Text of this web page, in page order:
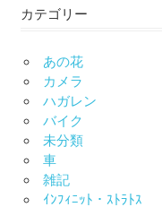
カテゴリー
あの花
カメラ
ハガレン
バイク
未分類
車
雑記
ｲﾝﾌｨﾆｯﾄ・ｽﾄﾗﾄｽ